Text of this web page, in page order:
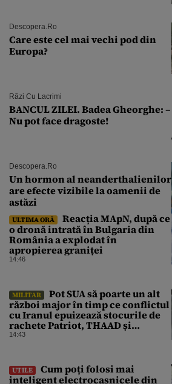
Descopera.ro
Care este cel mai vechi pod din
Europa?
Râzi Cu Lacrimi
BANCUL ZILEI. Badea Gheorghe: –
Nu pot face dragoste!
Descopera.ro
Un hormon al neanderthalienilor
are efecte vizibile la oamenii de
astăzi
ULTIMA ORĂ
Reacția MApN, după ce
o dronă intrată în Bulgaria din
România a explodat în
apropierea graniței
14:46
MILITAR
Pot SUA să poarte un alt
război major în timp ce conflictul
cu Iranul epuizează stocurile de
rachete Patriot, THAAD și
Tomahawk?
14:43
UTILE
Cum poți folosi mai
inteligent electrocasnicele din